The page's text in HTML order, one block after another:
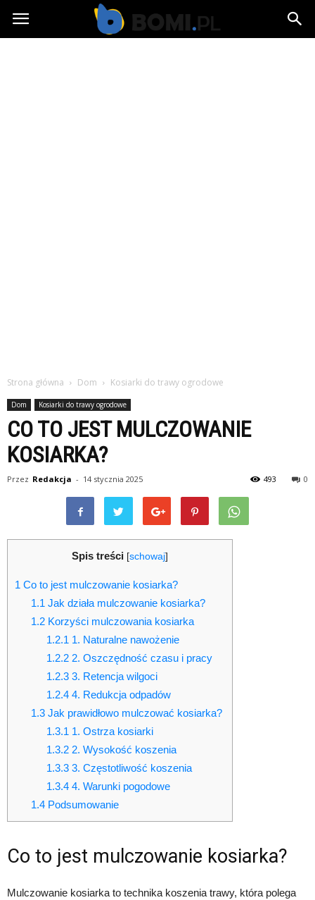
Bomi.pl
Strona główna Dom Kosiarki do trawy ogrodowe
Dom Kosiarki do trawy ogrodowe
CO TO JEST MULCZOWANIE
KOSIARKA?
Przez Redakcja - 14 stycznia 2025 0
493
Spis treści [schowaj]
1 Co to jest mulczowanie kosiarka?
1.1 Jak działa mulczowanie kosiarka?
1.2Korzyści mulczowania kosiarka
1.2.1 1. Naturalne nawożenie
1.2.2 2. Oszczędność czasu i pracy
1.2.3 3. Retencja wilgoci
1.2.4 4. Redukcja odpadów
1.3Jak prawidłowo mulczować kosiarka?
1.3.1 1. Ostrza kosiarki
1.3.2 2. Wysokość koszenia
1.3.3 3. Częstotliwość koszenia
1.3.4 4. Warunki pogodowe
1.4Podsumowanie
Co to jest mulczowanie kosiarka?
Mulczowanie kosiarka to technika koszenia trawy, która polega